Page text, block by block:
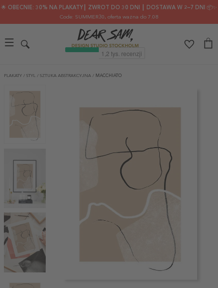
🌟 OBECNIE: 30% NA PLAKATY┃ ZWROT DO 30 DNI ┃ DOSTAWA W 2–7 DNI 📦✨
Code: SUMMER30, oferta ważna do 7.08
PLAKATY / STYL / SZTUKA ABSTRAKCYJNA / MACCHIATO